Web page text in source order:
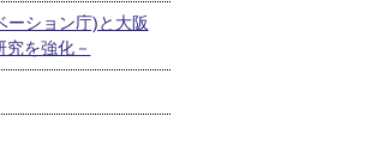
ーション庁)と大阪
を強化－